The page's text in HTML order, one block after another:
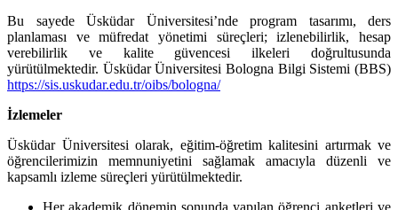
Bu sayede Üsküdar Üniversitesi’nde program tasarımı, ders
planlaması ve müfredat yönetimi süreçleri; izlenebilirlik, hesap
verebilirlik ve kalite güvencesi ilkeleri doğrultusunda
yürütülmektedir. Üsküdar Üniversitesi Bologna Bilgi Sistemi (BBS)
https://sis.uskudar.edu.tr/oibs/bologna/
İzlemeler
Üsküdar Üniversitesi olarak, eğitim-öğretim kalitesini artırmak ve
öğrencilerimizin memnuniyetini sağlamak amacıyla düzenli ve
kapsamlı izleme süreçleri yürütülmektedir.